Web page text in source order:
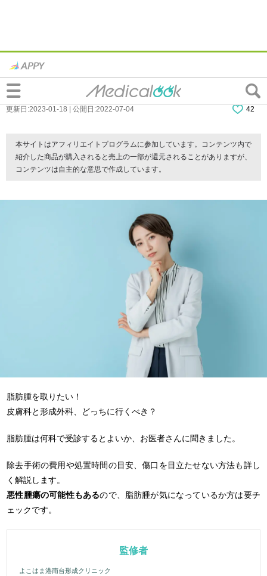
脂肪腫は皮膚科と形成外科のどっちに行く
べき？治療方法は？費用の目安も
更新日:2023-01-18 | 公開日:2022-07-04 42
本サイトはアフィリエイトプログラムに参加しています。コンテンツ内で
紹介した商品が購入されると売上の一部が還元されることがありますが、
コンテンツは自主的な意思で作成しています。
脂肪腫を取りたい！
皮膚科と形成外科、どっちに行くべき？
脂肪腫は何科で受診するとよいか、お医者さんに聞きました。
除去手術の費用や処置時間の目安、傷口を目立たせない方法も詳し
く解説します。
悪性腫瘍の可能性もあるので、脂肪腫が気になっているか方は要チ
ェックです。
監修者
よこはま港南台形成クリニック